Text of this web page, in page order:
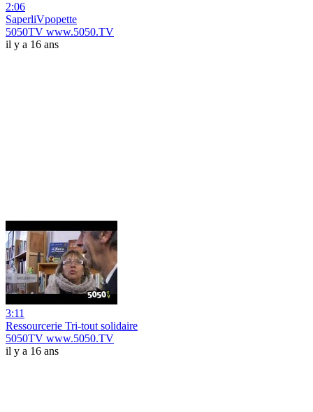
2:06
SaperliVpopette
5050TV www.5050.TV
il y a 16 ans
3:11
Ressourcerie Tri-tout solidaire
5050TV www.5050.TV
il y a 16 ans